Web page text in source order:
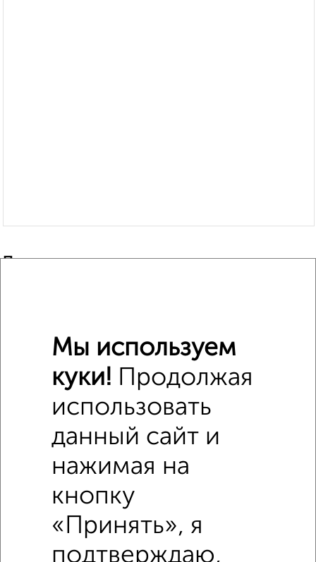
Похожие предложения рядом
Мы используем
куки! Продолжая
использовать
данный сайт и
нажимая на
кнопку
«Принять», я
подтверждаю,